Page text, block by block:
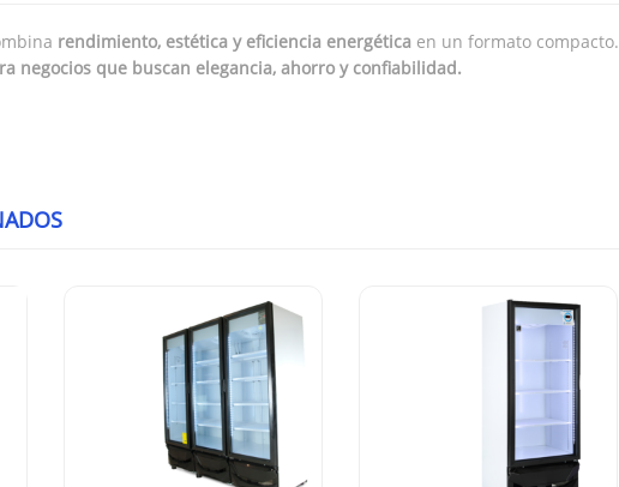
rendimiento, estética y eficiencia energética en un formato compacto.
negocios que buscan elegancia, ahorro y confiabilidad.